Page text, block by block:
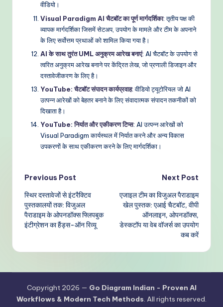
वीडियो।
Visual Paradigm AI चैटबॉट का पूर्ण मार्गदर्शिका: तृतीय पक्ष की
व्यापक मार्गदर्शिका जिसमें सेटअप, उपयोग के मामले और टीम के अपनाने
के लिए सर्वोत्तम प्रथाओं को शामिल किया गया है।
AI के साथ तुरंत UML अनुक्रम आरेख बनाएं: AI चैटबॉट के उपयोग से
त्वरित अनुक्रम आरेख बनाने पर केंद्रित लेख, जो प्रणाली डिजाइन और
दस्तावेजीकरण के लिए है।
YouTube: चैटबॉट संपादन कार्यप्रवाह: वीडियो ट्यूटोरियल जो AI
उत्पन्न आरेखों को बेहतर बनाने के लिए संवादात्मक संपादन तकनीकों को
दिखाता है।
YouTube: निर्यात और एकीकरण टिप्स: AI उत्पन्न आरेखों को
Visual Paradigm कार्यस्थल में निर्यात करने और अन्य विकास
उपकरणों के साथ एकीकरण करने के लिए मार्गदर्शिका।
Post
navigation
Previous Post
स्थिर दस्तावेजों से इंटरैक्टिव
पुस्तकालयों तक: विजुअल
पैराडाइम के ओपनडॉक्स फ्लिपबुक
इंटीग्रेशन का हैंड्स-ऑन रिव्यू
Next Post
एजाइल टीम का विजुअल पैराडाइम
खेल पुस्तक: एआई चैटबॉट, वीपी
ऑनलाइन, ओपनडॉक्स,
डेस्कटॉप या वेब वॉजर्स का उपयोग
कब करें
Copyright 2026 — Go Diagram Indian - Proven AI
Workflows & Modern Tech Methods. All rights reserved.